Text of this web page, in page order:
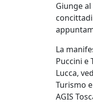
Giunge
La
Puccini e
Lucca,
Turismo
AGIS